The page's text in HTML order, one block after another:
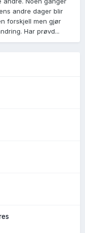
andre dager blir
forskjell men gjør
Har prøvd...